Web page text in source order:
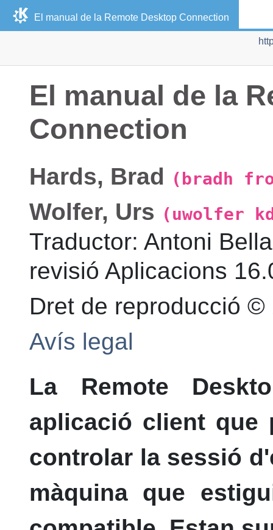
El manual de la Remote Desktop Connection
El manual de la
Connection
Hards, Brad (bradh
Wolfer, Urs (uwolfer
Traductor: Antoni Bella
revisió Aplicacions
Dret de reproducció ©
Avís legal
La Remote
aplicació client
controlar la sessió
màquina que